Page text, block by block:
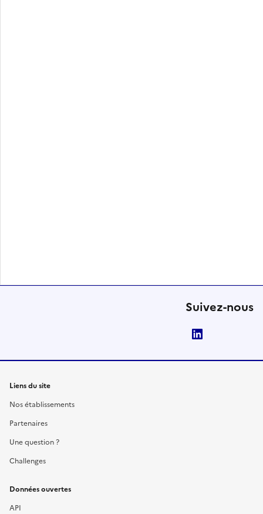
Suivez-nous
Liens du site
Nos établissements
Partenaires
Une question ?
Challenges
Données ouvertes
API